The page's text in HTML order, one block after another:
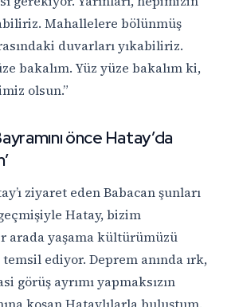
Mahallelere bölünmüş
duvarları yıkabiliriz.
bakalım. Yüz yüze bakalım ki,
olsun.”
önce Hatay’da
ziyaret eden Babacan şunları
Hatay, bizim
arada yaşama kültürümüzü
ediyor. Deprem anında ırk,
görüş ayrımı yapmaksızın